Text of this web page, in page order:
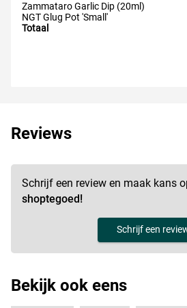
Zammataro Garlic Dip (20ml)
NGT Glug Pot 'Small'
Totaal
Reviews
Schrijf een review en maak kans
shoptegoed!
Schrijf een
Bekijk ook eens